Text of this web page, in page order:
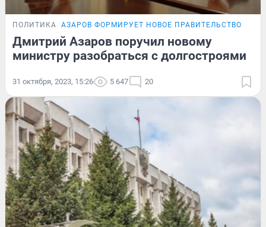
ПОЛИТИКА АЗАРОВ ФОРМИРУЕТ НОВОЕ ПРАВИТЕЛЬСТВО
Дмитрий Азаров поручил новому
министру разобраться с долгостроями
31 октября, 2023, 15:26 5 647 20